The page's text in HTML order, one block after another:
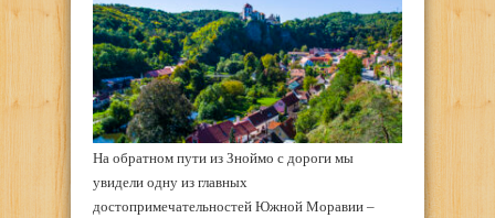
На обратном пути из Зноймо с дороги мы
увидели одну из главных
достопримечательностей Южной Моравии –